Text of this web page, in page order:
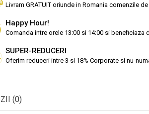
Livram GRATUIT oriunde in Romania comenzile
Happy Hour!
Comanda intre orele 13:00 si 14:00 si beneficiaza
SUPER-REDUCERI
Oferim reduceri intre 3 si 18% Corporate si nu-
(0)